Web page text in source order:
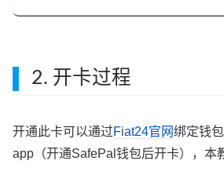
2. 开卡过程
开通此卡可以通过Fiat24官网绑定钱
app（开通SafePal钱包后开卡），本